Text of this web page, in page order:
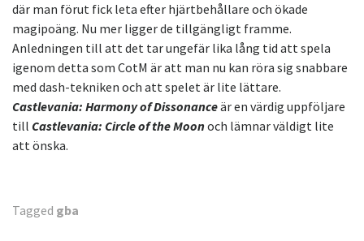
där man förut fick leta efter hjärtbehållare och ökade
magipoäng. Nu mer ligger de tillgängligt framme.
Anledningen till att det tar ungefär lika lång tid att spela
igenom detta som CotM är att man nu kan röra sig snabbare
med dash-tekniken och att spelet är lite lättare.
Castlevania: Harmony of Dissonanceär en värdig uppföljare
till Castlevania: Circle of the Moonoch lämnar väldigt lite
att önska.
Tagged gba